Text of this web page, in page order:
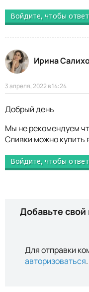
Войдите, чтобы
Ирина
3 апреля, 2022 в 14:24
Добрый день
Мы не рекомендуем
Сливки можно
Войдите, чтобы
Добавьте
Для отправки
авторизоваться.